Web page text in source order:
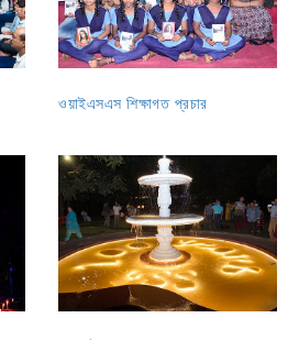
ওয়াইএসএস শিক্ষাগত প্রচার